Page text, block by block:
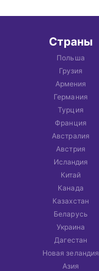
Страны
Польша
Грузия
Армения
Германия
Турция
Франция
Австралия
Австрия
Исландия
Китай
Канада
Казахстан
Беларусь
Украина
Дагестан
Новая зеландия
Азия